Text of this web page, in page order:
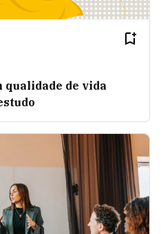
qualidade de vida